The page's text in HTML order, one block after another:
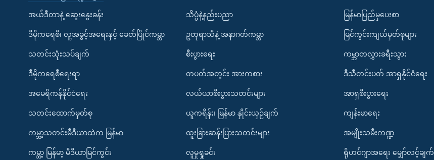
အယ်ဒီတာနဲ့ ဆွေးနွေးခန်း
ဒီမိုကရေစီ၊ လူ့အခွင့်အရေးနှင့် ခေတ်ပြိုင်ကမ္ဘာ
သတင်းသုံးသပ်ချက်
ဒီမိုကရေစီရေးရာ
အမေရိကန်နိုင်ငံရေး
သတင်းထောက်မှတ်စု
ကမ္ဘာ့သတင်းမီဒီယာထဲက မြန်မာ
ကမ္ဘာ့ မြန်မာ့ မီဒီယာမြင်ကွင်း
သိပ္ပံနဲ့နည်းပညာ
ဥတုရာသီနဲ့ အနာဂတ်ကမ္ဘာ
စီးပွားရေး
တပတ်အတွင်း အားကစား
လယ်ယာစီးပွားသတင်းများ
ယူကရိန်း၊ မြန်မာ နှိုင်းယှဉ်ချက်
ထူးခြားဆန်းပြားသတင်းများ
လူမှုရှုခင်း
မြန်မာပြည်မှပေးစာ
မြင်ကွင်းကျယ်မှတ်စုများ
ကမ္ဘာတလွှားခရီးသွား
ဒီသီတင်းပတ် အာရှနိုင်ငံရေး
အာရှစီးပွားရေး
ကျန်းမာရေး
အမျိုးသမီးကဏ္ဍ
ရိုဟင်ဂျာအရေး မျှော်လင့်ချက်